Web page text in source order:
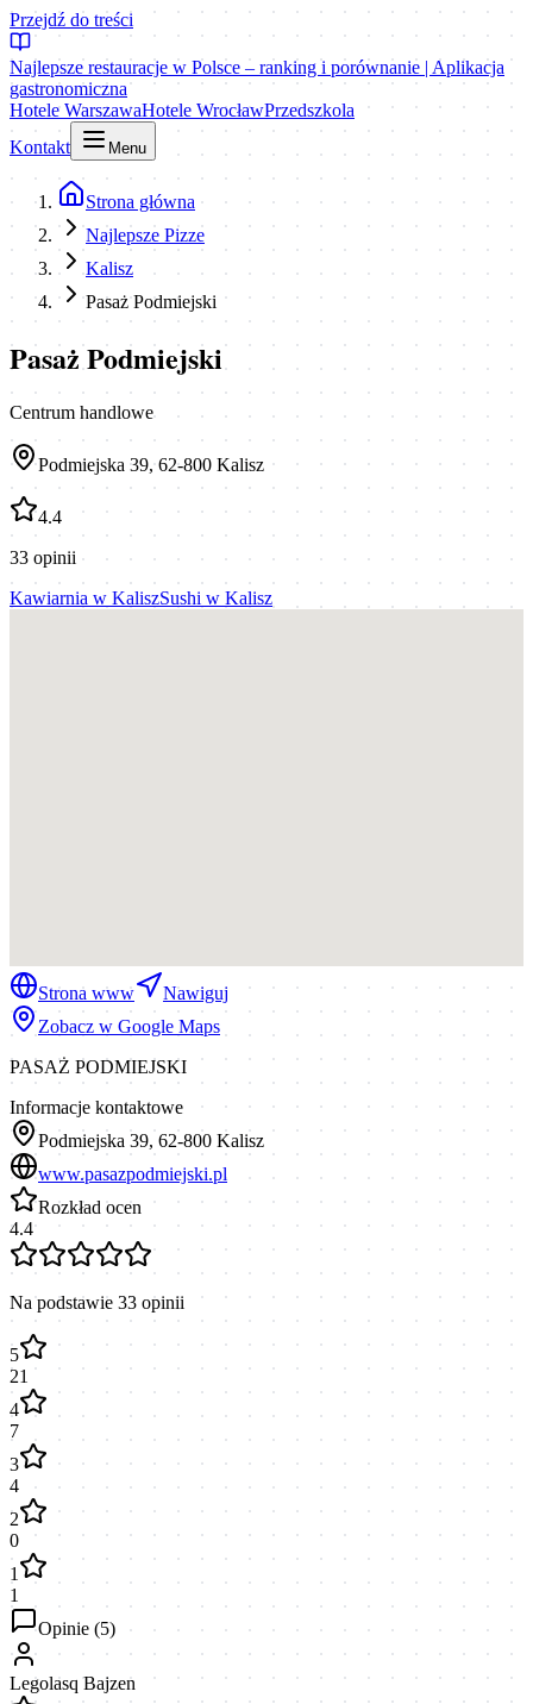
Przejdź do treści
Najlepsze restauracje w Polsce – ranking i porównanie | Aplikacja
gastronomiczna
Hotele WarszawaHotele WrocławPrzedszkola
Kontakt
Menu
Strona główna
Najlepsze Pizze
Kalisz
Pasaż Podmiejski
Pasaż Podmiejski
Centrum handlowe
Podmiejska 39, 62-800 Kalisz
4.4
33 opinii
Kawiarnia w KaliszSushi w Kalisz
Strona www
Nawiguj
Zobacz w Google Maps
PASAŻ PODMIEJSKI
Informacje kontaktowe
Podmiejska 39, 62-800 Kalisz
www.pasazpodmiejski.pl
Rozkład ocen
4.4
Na podstawie 33 opinii
5
21
4
7
3
4
2
0
1
1
Opinie (5)
Legolasq Bajzen